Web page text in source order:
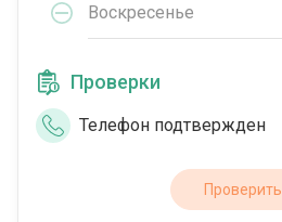
Воскресенье
Проверки
Телефон подтвержден
Проверить